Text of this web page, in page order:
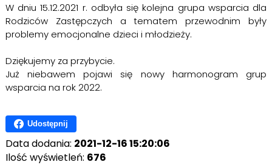
W dniu 15.12.2021 r. odbyła się kolejna grupa wsparcia dla
Rodziców Zastępczych a tematem przewodnim były
problemy emocjonalne dzieci i młodzieży.
Dziękujemy za przybycie.
Już niebawem pojawi się nowy harmonogram grup
wsparcia na rok 2022.
Udostępnij
Data dodania: 2021-12-16 15:20:06
Ilość wyświetleń: 676